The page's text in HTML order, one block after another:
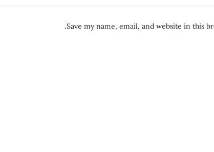
Save my name, email, and website in this